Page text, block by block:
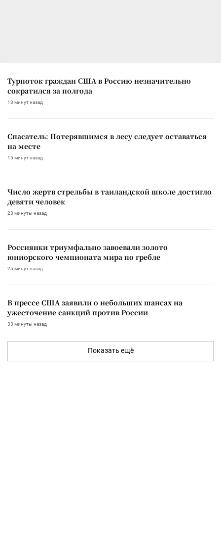
Турпоток граждан США в Россию незначительно
сократился за полгода
13 минут назад
Спасатель: Потерявшимся в лесу следует оставаться
на месте
15 минут назад
Число жертв стрельбы в таиландской школе достигло
девяти человек
23 минуты назад
Россиянки триумфально завоевали золото
юниорского чемпионата мира по гребле
25 минут назад
В прессе США заявили о небольших шансах на
ужесточение санкций против России
33 минуты назад
Показать ещё